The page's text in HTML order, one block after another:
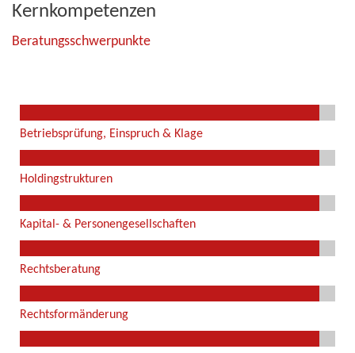
Kernkompetenzen
Beratungsschwerpunkte
Betriebs­prüfung, Ein­spruch & Klage
Holding­strukturen
Kapital- & Personen­gesell­schaften
Rechts­beratung
Rechts­formänderung